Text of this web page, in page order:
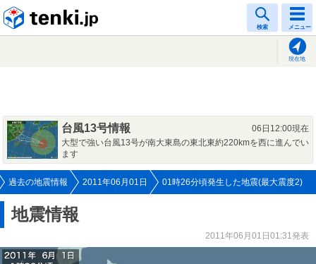
検索 メニュー
現在地
台風13号情報
06日12:00現在
大型で強い台風13号が南大東島の東北東約220kmを西に進んでい
ます
過去の地震情報 2011年06月01日 01時26分頃発生した地震(最大震度2)
地震情報
2011年06月01日01:31発表